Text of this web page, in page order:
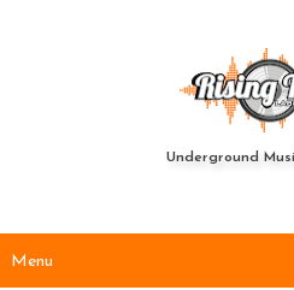
Underground